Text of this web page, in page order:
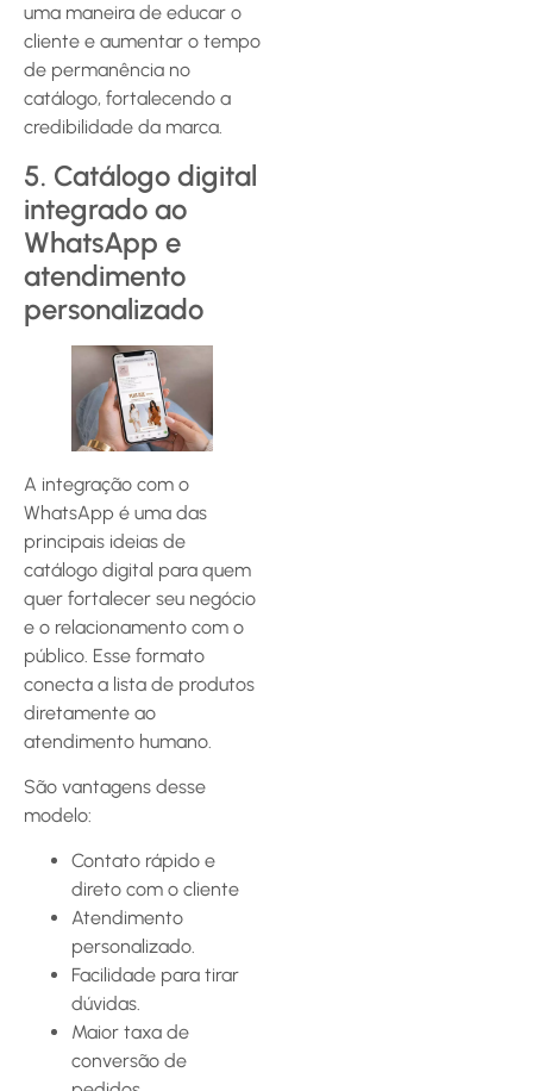
uma maneira de educar o
cliente e aumentar o tempo
de permanência no
catálogo, fortalecendo a
credibilidade da marca.
5. Catálogo digital
integrado ao
WhatsApp e
atendimento
personalizado
A integração com o
WhatsApp é uma das
principais ideias de
catálogo digital para quem
quer fortalecer seu negócio
e o relacionamento com o
público. Esse formato
conecta a lista de produtos
diretamente ao
atendimento humano.
São vantagens desse
modelo:
Contato rápido e
direto com o cliente
Atendimento
personalizado.
Facilidade para tirar
dúvidas.
Maior taxa de
conversão de